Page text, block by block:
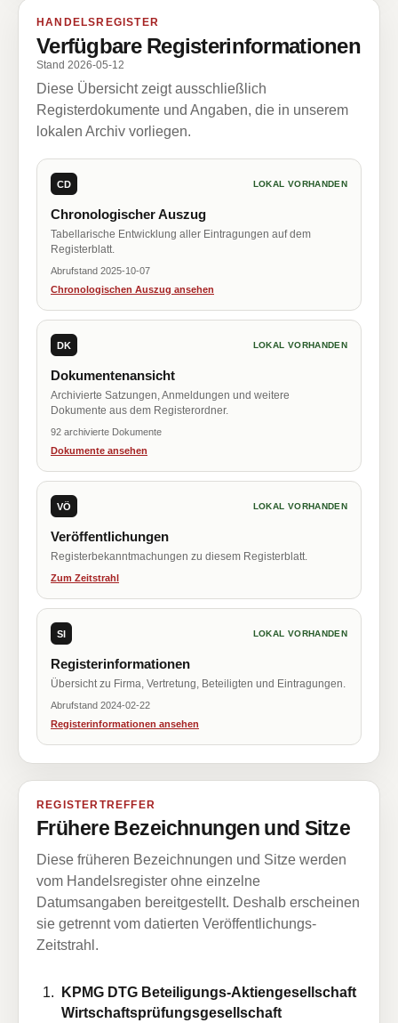
HANDELSREGISTER
Verfügbare Registerinformationen
Stand 2026-05-12
Diese Übersicht zeigt ausschließlich
Registerdokumente und Angaben, die in unserem
lokalen Archiv vorliegen.
CD LOKAL VORHANDEN
Chronologischer Auszug
Tabellarische Entwicklung aller Eintragungen auf dem
Registerblatt.
Abrufstand 2025-10-07
Chronologischen Auszug ansehen
DK LOKAL VORHANDEN
Dokumentenansicht
Archivierte Satzungen, Anmeldungen und weitere
Dokumente aus dem Registerordner.
92 archivierte Dokumente
Dokumente ansehen
VÖ LOKAL VORHANDEN
Veröffentlichungen
Registerbekanntmachungen zu diesem Registerblatt.
Zum Zeitstrahl
SI LOKAL VORHANDEN
Registerinformationen
Übersicht zu Firma, Vertretung, Beteiligten und Eintragungen.
Abrufstand 2024-02-22
Registerinformationen ansehen
REGISTERTREFFER
Frühere Bezeichnungen und Sitze
Diese früheren Bezeichnungen und Sitze werden
vom Handelsregister ohne einzelne
Datumsangaben bereitgestellt. Deshalb erscheinen
sie getrennt vom datierten Veröffentlichungs-
Zeitstrahl.
KPMG DTG Beteiligungs-Aktiengesellschaft
Wirtschaftsprüfungsgesellschaft